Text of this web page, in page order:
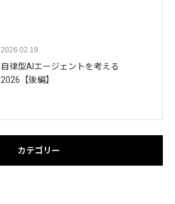
2026.02.19
自律型AIエージェントを考える
2026【後編】
カテゴリー